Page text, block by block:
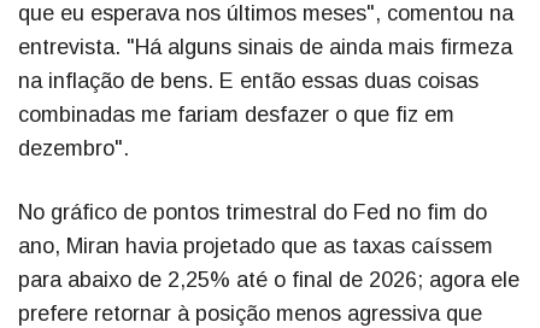
que eu esperava nos últimos meses", comentou na
entrevista. "Há alguns sinais de ainda mais firmeza
na inflação de bens. E então essas duas coisas
combinadas me fariam desfazer o que fiz em
dezembro".
No gráfico de pontos trimestral do Fed no fim do
ano, Miran havia projetado que as taxas caíssem
para abaixo de 2,25% até o final de 2026; agora ele
prefere retornar à posição menos agressiva que